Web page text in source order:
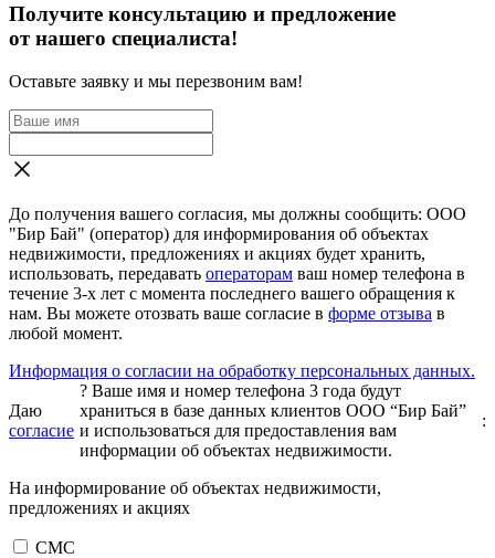
Получите консультацию и предложение
от нашего специалиста!
Оставьте заявку и мы перезвоним вам!
До получения вашего согласия, мы должны сообщить: ООО
"Бир Бай" (оператор) для информирования об объектах
недвижимости, предложениях и акциях будет хранить,
использовать, передавать операторам ваш номер телефона в
течение 3-х лет с момента последнего вашего обращения к
нам. Вы можете отозвать ваше согласие в форме отзыва в
любой момент.
Информация о согласии на обработку персональных данных.
Даю
согласие
? Ваше имя и номер телефона 3 года будут
храниться в базе данных клиентов ООО “Бир Бай”
и использоваться для предоставления вам
информации об объектах недвижимости.
:
На информирование об объектах недвижимости,
предложениях и акциях
СМС